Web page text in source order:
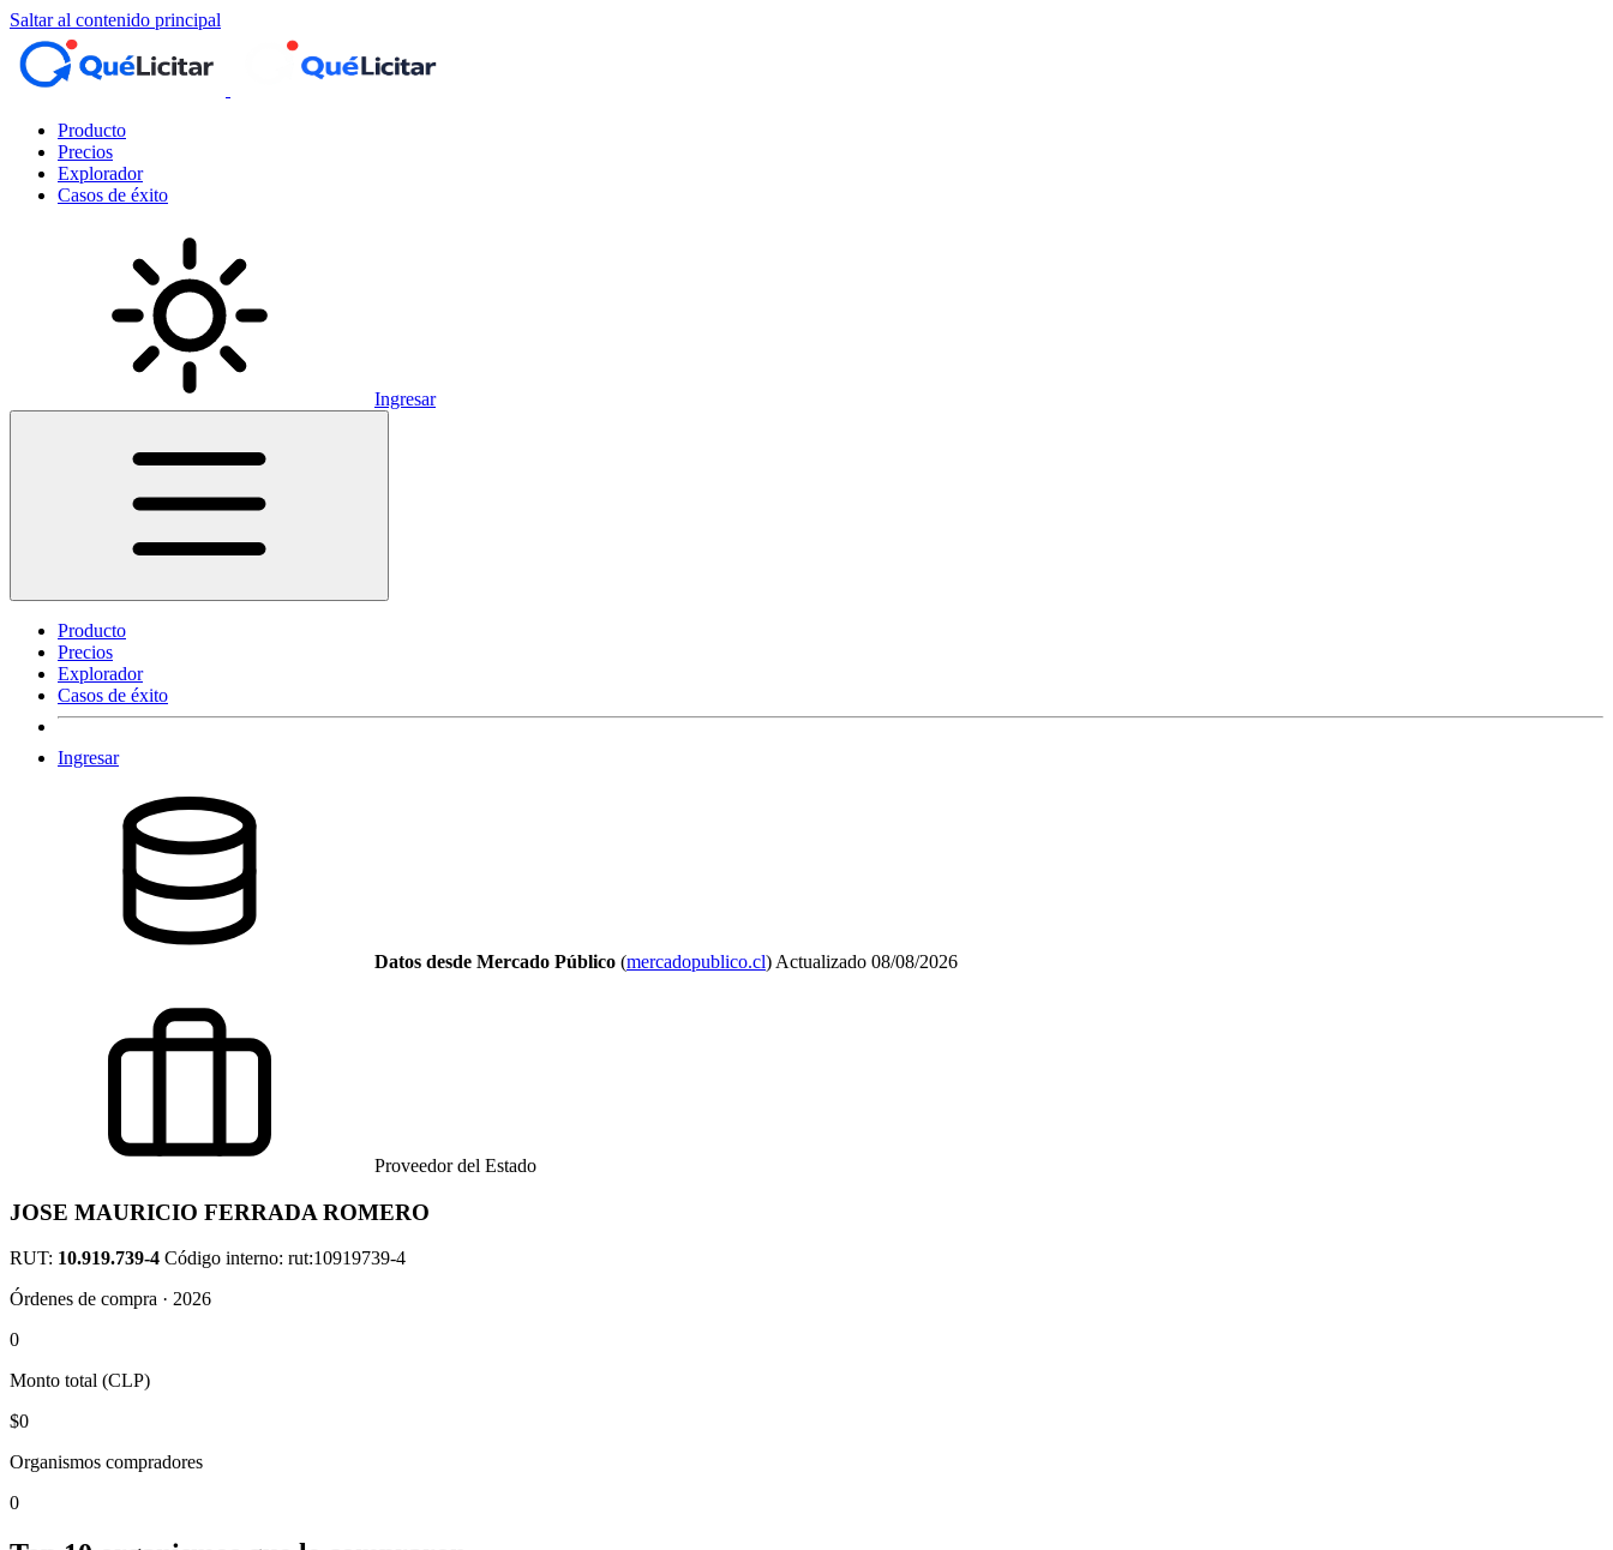
Saltar al contenido principal
Producto
Precios
Explorador
Casos de éxito
Ingresar
Producto
Precios
Explorador
Casos de éxito
Ingresar
Datos desde Mercado Público (mercadopublico.cl) Actualizado 08/08/2026
Proveedor del Estado
JOSE MAURICIO FERRADA ROMERO
RUT: 10.919.739-4 Código interno: rut:10919739-4
Órdenes de compra · 2026
0
Monto total (CLP)
$0
Organismos compradores
0